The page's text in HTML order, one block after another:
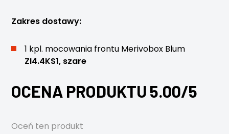
Zakres dostawy:
1 kpl. mocowania frontu Merivobox Blum
ZI4.4KS1, szare
OCENA PRODUKTU 5.00/5
Oceń ten produkt